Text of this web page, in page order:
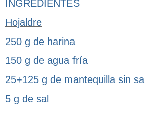
INGREDIENTES
Hojaldre
250 g de harina
150 g de agua fría
25+125 g de mantequilla sin sal
5 g de sal